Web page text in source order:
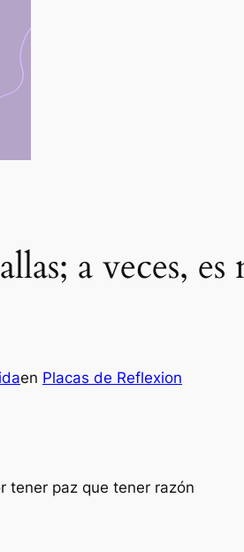
a veces,
en Placas de Reflexion
tener paz que tener razón